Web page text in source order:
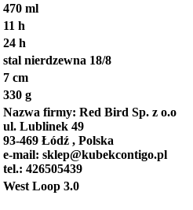
470 ml
11 h
24 h
stal nierdzewna 18/8
7 cm
330 g
Nazwa firmy: Red Bird Sp. z o.o
ul. Lublinek 49
93-469 Łódź , Polska
e-mail: sklep@kubekcontigo.pl
tel.: 426505439
West Loop 3.0